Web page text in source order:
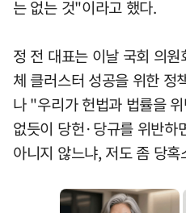
는 없는 것"이라고 했다.
정 전 대표는 이날 국회 의
체 클러스터 성공을 위한 정
나 "우리가 헌법과 법률을
없듯이 당헌·당규를 위반하
아니지 않느냐, 저도 좀 당